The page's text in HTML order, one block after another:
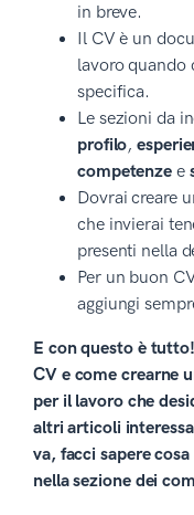
in breve.
Il CV è un
lavoro quando
specifica.
Le sezioni da
profilo,
competenze e
Dovrai creare
che invierai
presenti nella
Per un buon
aggiungi
E con questo è
CV e come crearne
per il lavoro che
altri articoli
va, facci sapere
nella sezione dei